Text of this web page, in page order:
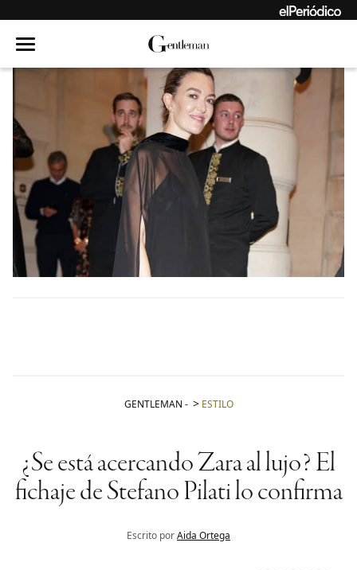
GENTLEMAN - ESTILO
¿Se está acercando Zara al lujo? El
fichaje de Stefano Pilati lo confirma
Escrito porAida Ortega